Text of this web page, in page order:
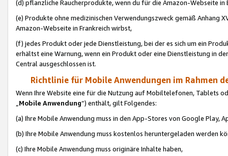
(d) pflanzliche Raucherprodukte, wenn du für die Amazon-Webseite in
(e) Produkte ohne medizinischen Verwendungszweck gemäß Anhang
Amazon-Webseite in Frankreich wirbst,
(f) jedes Produkt oder jede Dienstleistung, bei der es sich um ein
erhältst eine Warnung, wenn ein Produkt oder eine Dienstleistung in
Central ausgeschlossen ist.
Richtlinie für Mobile Anwendungen im Rahmen
Wenn Ihre Website eine für die Nutzung auf Mobiltelefonen, Tablets
„Mobile Anwendung“) enthält, gilt Folgendes:
(a) Ihre Mobile Anwendung muss in den App-Stores von Google Play,
(b) Ihre Mobile Anwendung muss kostenlos heruntergeladen werden
(c) Ihre Mobile Anwendung muss originäre Inhalte haben,